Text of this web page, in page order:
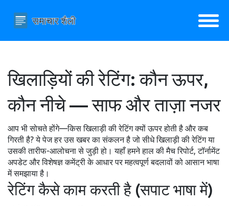
खिलाड़ियों की रेटिंग: कौन ऊपर,
कौन नीचे — साफ और ताज़ा नजर
आप भी सोचते होंगे—किस खिलाड़ी की रेटिंग क्यों ऊपर होती है और कब
गिरती है? ये पेज हर उस खबर का संकलन है जो सीधे खिलाड़ी की रेटिंग या
उसकी तारीफ-आलोचना से जुड़ी हो। यहाँ हमने हाल की मैच रिपोर्ट, टॉर्नामेंट
अपडेट और विशेषज्ञ कमेंट्री के आधार पर महत्वपूर्ण बदलावों को आसान भाषा
में समझाया है।
रेटिंग कैसे काम करती है (सपाट भाषा में)